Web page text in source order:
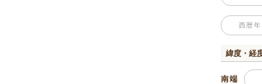
緯度・経
南端